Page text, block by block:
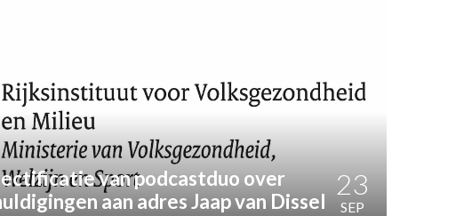
van podcastduo over
aan adres Jaap van Dissel
23
SEP